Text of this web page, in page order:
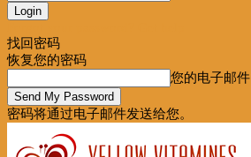
找回密码
恢复您的密码
您的电子邮件
密码将通过电子邮件发送给您。